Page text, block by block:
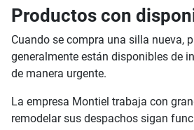
Productos con
Cuando se compra una silla nueva,
generalmente están disponibles de
de manera urgente.
La empresa Montiel trabaja con
remodelar sus despachos sigan